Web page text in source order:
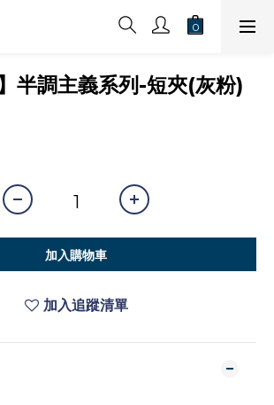
半調主義系列-短夾(灰粉)
加入購物車
加入追蹤清單